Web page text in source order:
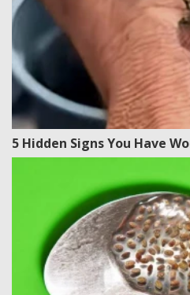
5 Hidden Signs You Have